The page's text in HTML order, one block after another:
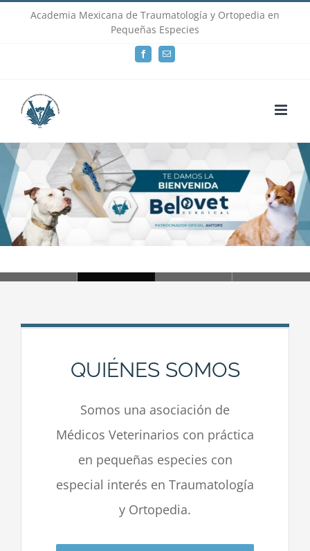
Academia Mexicana de Traumatología y Ortopedia en
Pequeñas Especies
FacebookEmail
Loading...
QUIÉNES SOMOS
Somos una asociación de
Médicos Veterinarios con práctica
en pequeñas especies con
especial interés en Traumatología
y Ortopedia.